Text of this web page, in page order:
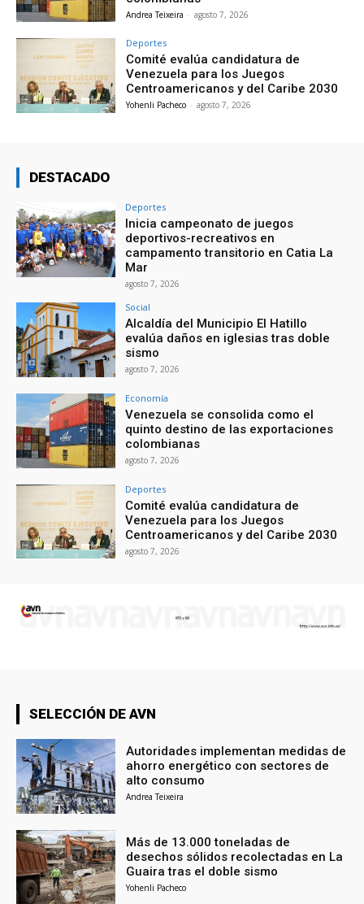
Andrea Teixeira - agosto 7, 2026
Deportes
Comité evalúa candidatura de
Venezuela para los Juegos
Centroamericanos y del Caribe 2030
Yohenli Pacheco - agosto 7, 2026
DESTACADO
Deportes
Inicia campeonato de juegos
deportivos-recreativos en
campamento transitorio en Catia La
Mar
agosto 7, 2026
Social
Alcaldía del Municipio El Hatillo
evalúa daños en iglesias tras doble
sismo
agosto 7, 2026
Economía
Venezuela se consolida como el
quinto destino de las exportaciones
colombianas
agosto 7, 2026
Deportes
Comité evalúa candidatura de
Venezuela para los Juegos
Centroamericanos y del Caribe 2030
agosto 7, 2026
SELECCIÓN DE AVN
Autoridades implementan medidas de
ahorro energético con sectores de
alto consumo
Andrea Teixeira
Más de 13.000 toneladas de
desechos sólidos recolectadas en La
Guaira tras el doble sismo
Yohenli Pacheco